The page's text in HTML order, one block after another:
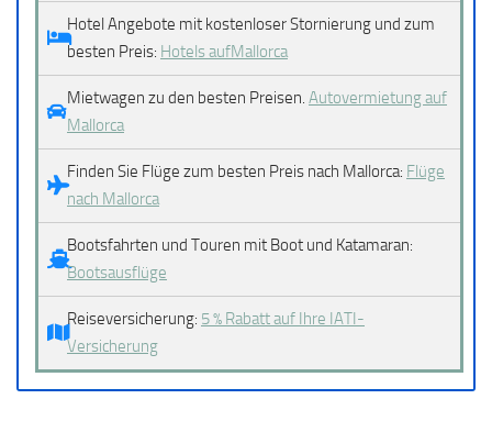
Hotel Angebote mit kostenloser Stornierung und zum
besten Preis: Hotels aufMallorca
Mietwagen zu den besten Preisen. Autovermietung auf
Mallorca
Finden Sie Flüge zum besten Preis nach Mallorca: Flüge
nach Mallorca
Bootsfahrten und Touren mit Boot und Katamaran:
Bootsausflüge
Reiseversicherung: 5 % Rabatt auf Ihre IATI-
Versicherung